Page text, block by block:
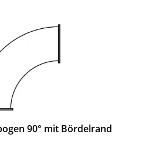
90° mit Bördelrand